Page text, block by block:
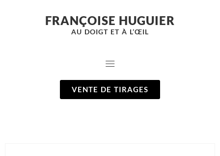
FRANÇOISE HUGUIER
AU DOIGT ET À L’ŒIL
VENTE DE TIRAGES